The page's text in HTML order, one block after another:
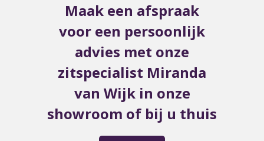
Maak een afspraak
voor een persoonlijk
advies met onze
zitspecialist Miranda
van Wijk in onze
showroom of bij u thuis